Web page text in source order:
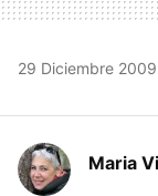
29 Diciembre 2009
Maria